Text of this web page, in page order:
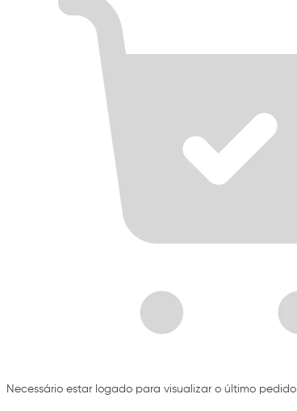
Necessário estar logado para visualizar o último pedido